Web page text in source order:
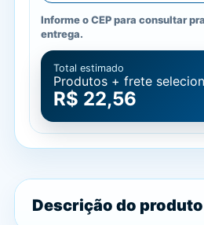
Informe o CEP para consultar
entrega.
Total estimado
Produtos + frete
R$ 22,56
Descrição do produto